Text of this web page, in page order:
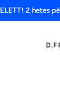
2 hetes